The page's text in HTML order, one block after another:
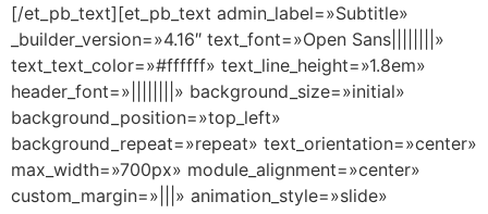
[/et_pb_text][et_pb_text admin_label=»Subtitle»
_builder_version=»4.16″ text_font=»Open Sans||||||||»
text_text_color=»#ffffff» text_line_height=»1.8em»
header_font=»||||||||» background_size=»initial»
background_position=»top_left»
background_repeat=»repeat» text_orientation=»center»
max_width=»700px» module_alignment=»center»
custom_margin=»|||» animation_style=»slide»